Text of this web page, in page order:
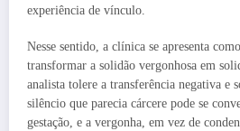
experiência de vínculo.
Nesse sentido, a clínica se apresenta
transformar a solidão vergonhosa em
analista tolere a transferência negativa e
silêncio que parecia cárcere pode se
gestação, e a vergonha, em vez de